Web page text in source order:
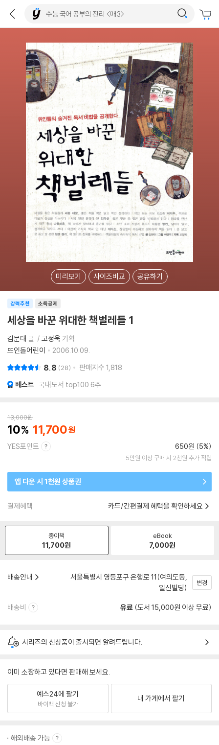
미리보기 사이즈비교 공유하기
소득공제
강력추천
세상을 바꾼 위대한 책벌레들 1
김문태 글 고정욱 기획
뜨인돌어린이
2006.10.09.
8.8 28 판매지수 1,818
베스트 국내도서 top100 6주
13,000원
10 11,700
YES포인트 650원 (5%)
5만원 이상 구매 시 2천원 추가 적립
앱 다운 시 1천원 상품권
결제혜택 카드/간편결제 혜택을 확인하세요
종이책
11,700원
eBook
7,000원
배송안내
서울특별시 영등포구 은행로 11(여의도동,
일신빌딩)
변경
배송비 유료 (도서 15,000원 이상 무료)
시리즈의 신상품이 출시되면 알려드립니다.
이미 소장하고 있다면 판매해 보세요.
예스24에 팔기
바이백 신청 불가
내 가게에서 팔기
해외배송 가능